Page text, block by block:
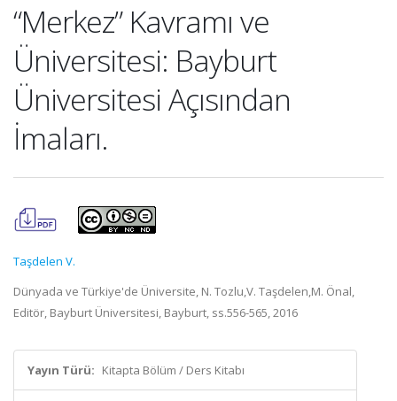
“Merkez” Kavramı ve
Üniversitesi: Bayburt
Üniversitesi Açısından
İmaları.
Taşdelen V.
Dünyada ve Türkiye'de Üniversite, N. Tozlu,V. Taşdelen,M. Önal,
Editör, Bayburt Üniversitesi, Bayburt, ss.556-565, 2016
Yayın Türü: Kitapta Bölüm / Ders Kitabı